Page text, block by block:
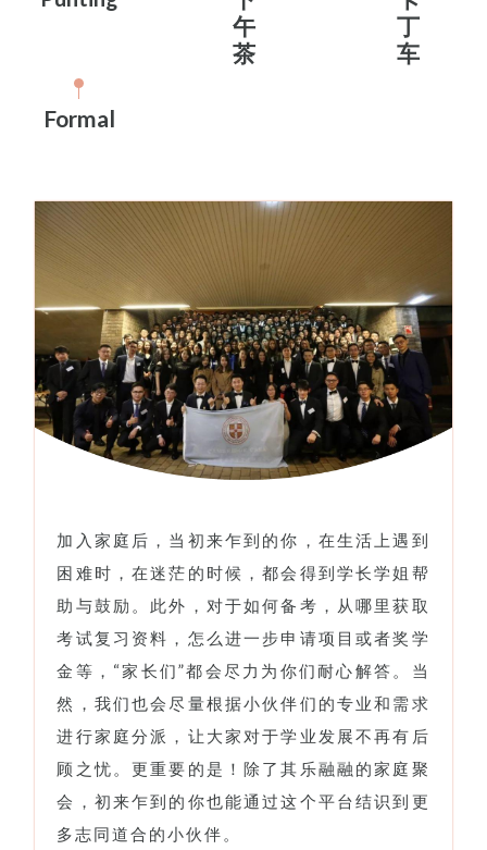
午
茶
丁
车
Formal
加入家庭后，当初来乍到的你，在生活上遇到
困难时，在迷茫的时候，都会得到学长学姐帮
助与鼓励。此外，对于如何备考，从哪里获取
考试复习资料，怎么进一步申请项目或者奖学
金等，“家长们”都会尽力为你们耐心解答。当
然，我们也会尽量根据小伙伴们的专业和需求
进行家庭分派，让大家对于学业发展不再有后
顾之忧。更重要的是！除了其乐融融的家庭聚
会，初来乍到的你也能通过这个平台结识到更
多志同道合的小伙伴。